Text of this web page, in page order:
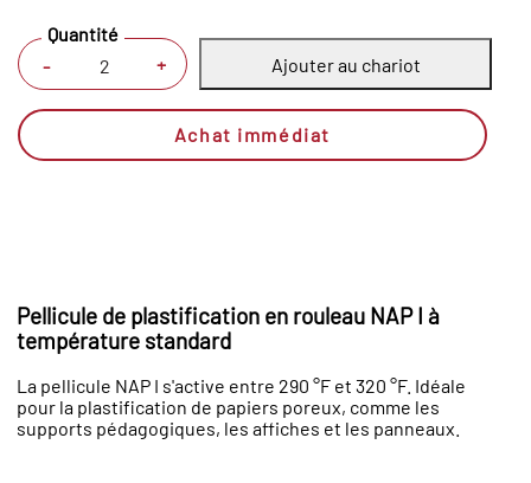
- +
Quantité
Ajouter au chariot
Achat immédiat
Pellicule de plastification en rouleau NAP I à
température standard
La pellicule NAP I s'active entre 290 °F et 320 °F. Idéale
pour la plastification de papiers poreux, comme les
supports pédagogiques, les affiches et les panneaux.